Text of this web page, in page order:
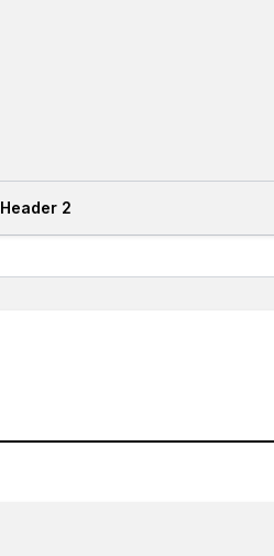
Header 2